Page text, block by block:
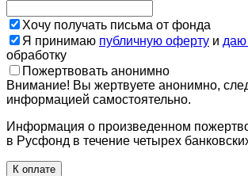
Хочу получать письма от фонда
Я принимаю публичную оферту и даю
обработку
Пожертвовать анонимно
Внимание! Вы жертвуете анонимно,
информацией самостоятельно.
Информация о произведенном
в Русфонд в течение четырех
К оплате